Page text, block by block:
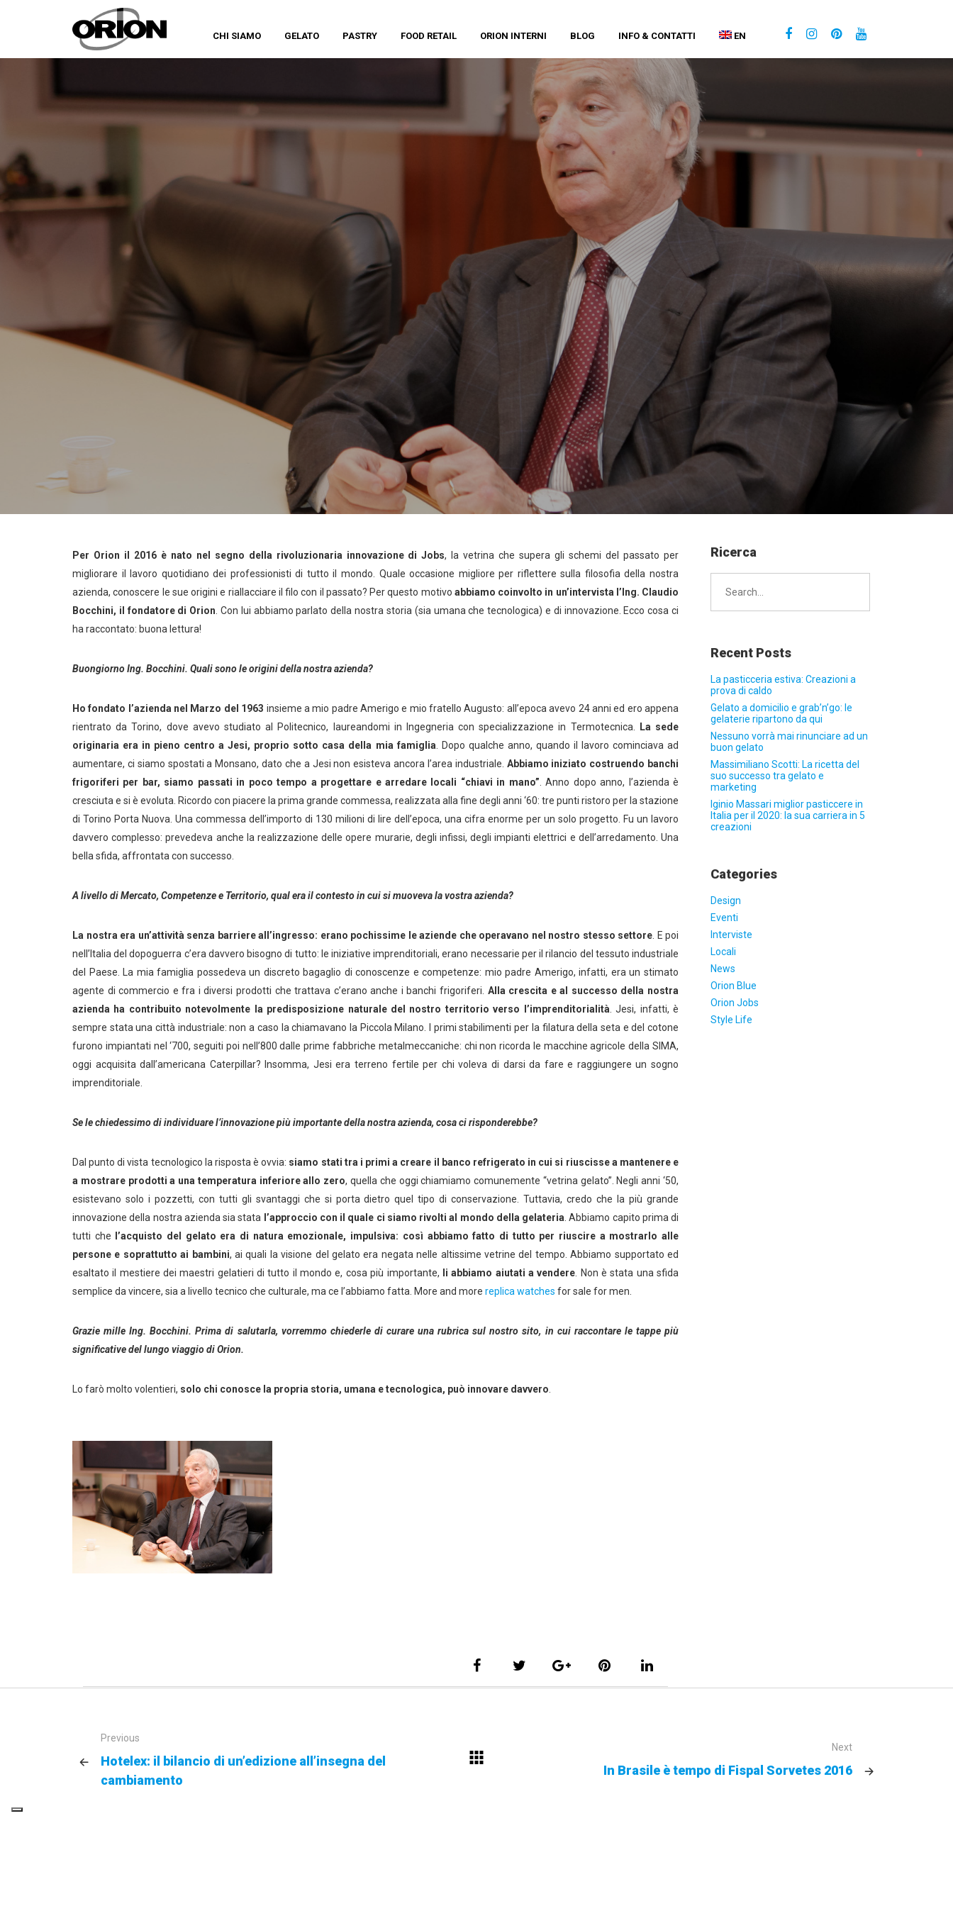
CHI SIAMO GELATO PASTRY FOOD RETAIL ORION INTERNI BLOG INFO & CONTATTI EN
Per Orion il 2016 è nato nel segno della rivoluzionaria innovazione di Jobs, la vetrina che supera gli schemi del passato per
migliorare il lavoro quotidiano dei professionisti di tutto il mondo. Quale occasione migliore per riflettere sulla filosofia della nostra
azienda, conoscere le sue origini e riallacciare il filo con il passato? Per questo motivo abbiamo coinvolto in un’intervista l’Ing. Claudio
Bocchini, il fondatore di Orion . Con lui abbiamo parlato della nostra storia (sia umana che tecnologica) e di innovazione. Ecco cosa ci
ha raccontato: buona lettura!
Buongiorno Ing. Bocchini. Quali sono le origini della nostra azienda?
Ho fondato l’azienda nel Marzo del 1963 insieme a mio padre Amerigo e mio fratello Augusto: all’epoca avevo 24 anni ed ero appena
rientrato da Torino, dove avevo studiato al Politecnico, laureandomi in Ingegneria con specializzazione in Termotecnica.
La sede
originaria era in pieno centro a Jesi, proprio sotto casa della mia famiglia . Dopo qualche anno, quando il lavoro cominciava ad
aumentare, ci siamo spostati a Monsano, dato che a Jesi non esisteva ancora l’area industriale. Abbiamo iniziato costruendo banchi
frigoriferi per bar, siamo passati in poco tempo a progettare e arredare locali “chiavi in mano” . Anno dopo anno, l’azienda è
cresciuta e si è evoluta. Ricordo con piacere la prima grande commessa, realizzata alla fine degli anni ‘60: tre punti ristoro per la stazione
di Torino Porta Nuova. Una commessa dell’importo di 130 milioni di lire dell’epoca, una cifra enorme per un solo progetto. Fu un lavoro
davvero complesso: prevedeva anche la realizzazione delle opere murarie, degli infissi, degli impianti elettrici e dell’arredamento. Una
bella sfida, affrontata con successo.
A livello di Mercato, Competenze e Territorio, qual era il contesto in cui si muoveva la vostra azienda?
La nostra era un’attività senza barriere all’ingresso: erano pochissime le aziende che operavano nel nostro stesso settore . E poi
nell’Italia del dopoguerra c’era davvero bisogno di tutto: le iniziative imprenditoriali, erano necessarie per il rilancio del tessuto industriale
del Paese. La mia famiglia possedeva un discreto bagaglio di conoscenze e competenze: mio padre Amerigo, infatti, era un stimato
agente di commercio e fra i diversi prodotti che trattava c’erano anche i banchi frigoriferi. Alla crescita e al successo della nostra
azienda ha contribuito notevolmente la predisposizione naturale del nostro territorio verso l’imprenditorialità . Jesi, infatti, è
sempre stata una città industriale: non a caso la chiamavano la Piccola Milano. I primi stabilimenti per la filatura della seta e del cotone
furono impiantati nel ‘700, seguiti poi nell’800 dalle prime fabbriche metalmeccaniche: chi non ricorda le macchine agricole della SIMA,
oggi acquisita dall’americana Caterpillar? Insomma, Jesi era terreno fertile per chi voleva di darsi da fare e raggiungere un sogno
imprenditoriale.
Se le chiedessimo di individuare l’innovazione più importante della nostra azienda, cosa ci risponderebbe?
Dal punto di vista tecnologico la risposta è ovvia: siamo stati tra i primi a creare il banco refrigerato in cui si riuscisse a mantenere e
a mostrare prodotti a una temperatura inferiore allo zero, quella che oggi chiamiamo comunemente “vetrina gelato”. Negli anni ‘50,
esistevano solo i pozzetti, con tutti gli svantaggi che si porta dietro quel tipo di conservazione. Tuttavia, credo che la più grande
innovazione della nostra azienda sia stata l’approccio con il quale ci siamo rivolti al mondo della gelateria . Abbiamo capito prima di
tutti che
l’acquisto del gelato era di natura emozionale, impulsiva: così abbiamo fatto di tutto per riuscire a mostrarlo alle
persone e soprattutto ai bambini, ai quali la visione del gelato era negata nelle altissime vetrine del tempo. Abbiamo supportato ed
esaltato il mestiere dei maestri gelatieri di tutto il mondo e, cosa più importante,
li abbiamo aiutati a vendere . Non è stata una sfida
semplice da vincere, sia a livello tecnico che culturale, ma ce l’abbiamo fatta. More and more replica watches for sale for men.
Grazie mille Ing. Bocchini. Prima di salutarla, vorremmo chiederle di curare una rubrica sul nostro sito, in cui raccontare le tappe più
significative del lungo viaggio di Orion.
Lo farò molto volentieri, solo chi conosce la propria storia, umana e tecnologica, può innovare davvero
Ricerca
Recent Posts
La pasticceria estiva: Creazioni a
prova di caldo
Gelato a domicilio e grab’n’go: le
gelaterie ripartono da qui
Nessuno vorrà mai rinunciare ad un
buon gelato
Massimiliano Scotti: La ricetta del
suo successo tra gelato e
marketing
Iginio Massari miglior pasticcere in
Italia per il 2020: la sua carriera in 5
creazioni
Categories
Design
Eventi
Interviste
Locali
News
Orion Blue
Orion Jobs
Style Life
Previous
Hotelex: il bilancio di un’edizione all’insegna del
cambiamento
Next
In Brasile è tempo di Fispal Sorvetes 2016